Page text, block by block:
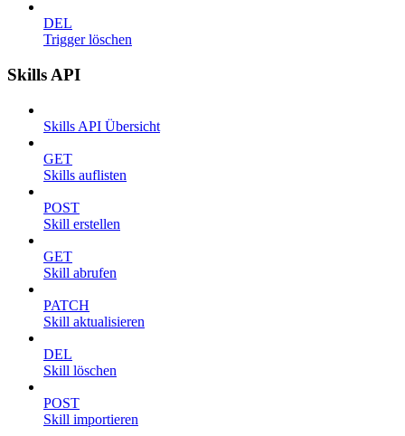
DEL
Trigger löschen
Skills API
Skills API Übersicht
GET
Skills auflisten
POST
Skill erstellen
GET
Skill abrufen
PATCH
Skill aktualisieren
DEL
Skill löschen
POST
Skill importieren